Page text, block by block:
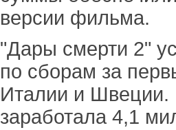
версии фильма.
"Дары смерти 2"
по сборам за
Италии и Швеции.
заработала 4,1